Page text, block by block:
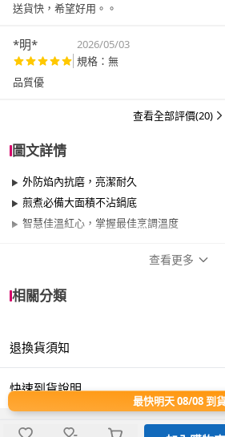
送貨快，希望好用。。
*明* 2026/05/03
規格：無
品質優
查看全部評價(20)
圖文詳情
外防焰內抗磨，亮潔耐久
煎煮必備大面積不沾鍋底
智慧佳溫紅心，掌握最佳烹調溫度
品牌系列
尺寸 30cm~34cm
材質 其他合金
查看更多
相關分類
退換貨須知
快速到貨說明
最快明天 08/08 到